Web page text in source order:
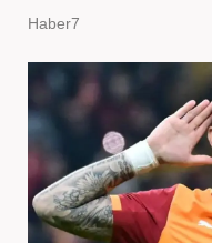
Haber7